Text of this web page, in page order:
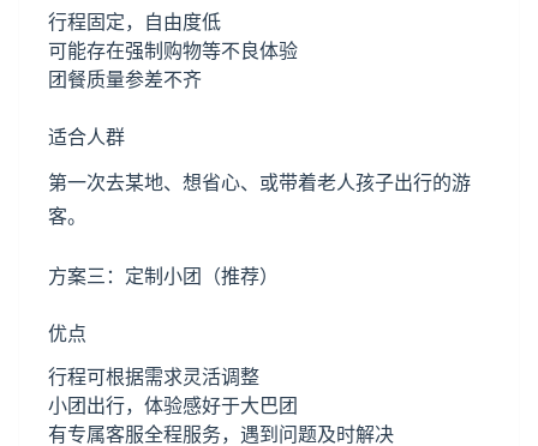
行程固定，自由度低
可能存在强制购物等不良体验
团餐质量参差不齐
适合人群
第一次去某地、想省心、或带着老人孩子出行的游
客。
方案三：定制小团（推荐）
优点
行程可根据需求灵活调整
小团出行，体验感好于大巴团
有专属客服全程服务，遇到问题及时解决